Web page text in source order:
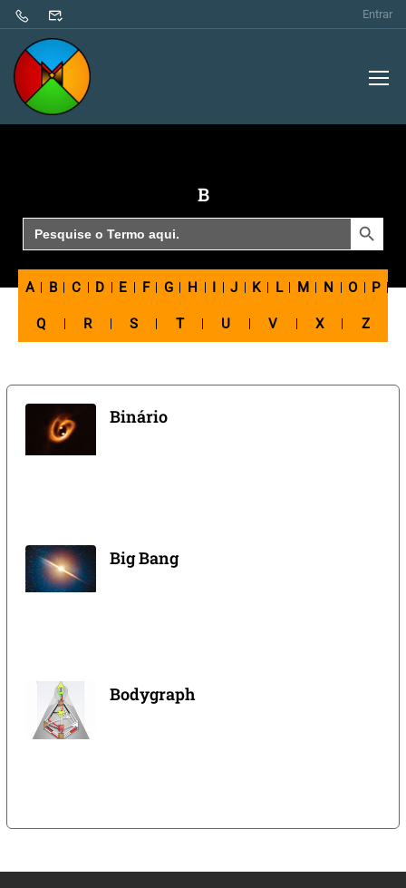
Entrar
B
Search
for:
SEARCH BUTTON
A B C D E F G H I J K L M N O P
Q R S T U V X Z
Binário
Big Bang
Bodygraph